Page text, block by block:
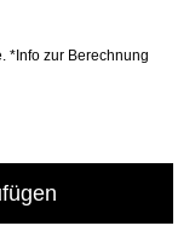
*Info zur Berechnung